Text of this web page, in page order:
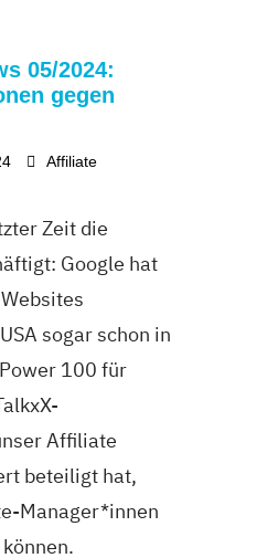
05/2024:
gegen
Affiliate
Zeit die
Google hat
sogar schon in
100 für
Affiliate
beteiligt hat,
Manager*innen